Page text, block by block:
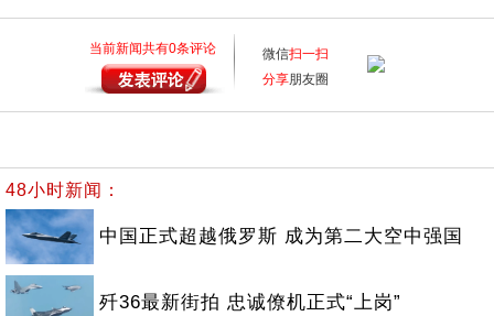
当前新闻共有0条评论 微信扫一扫
分享朋友圈
48小时新闻：
中国正式超越俄罗斯 成为第二大空中强国
歼36最新街拍 忠诚僚机正式“上岗”